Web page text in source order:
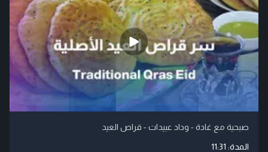
صبحية مع غادة - وداد عبيدات - قراص العيد
المدة: 11:31